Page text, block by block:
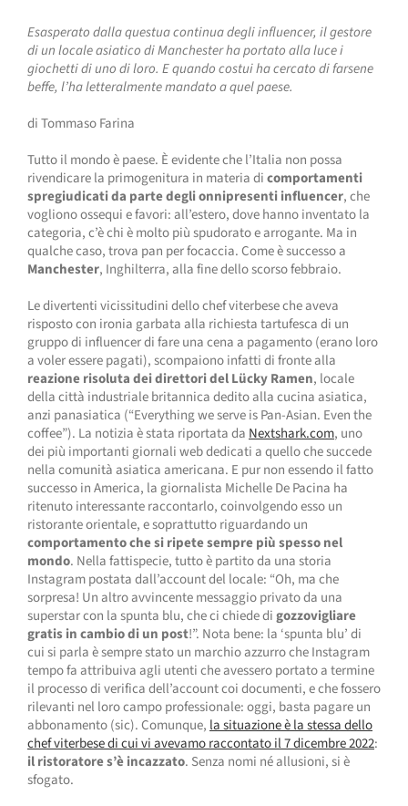
Esasperato dalla questua continua degli influencer, il gestore
di un locale asiatico di Manchester ha portato alla luce i
giochetti di uno di loro. E quando costui ha cercato di farsene
beffe, l’ha letteralmente mandato a quel paese.
di Tommaso Farina
Tutto il mondo è paese. È evidente che l’Italia non possa
rivendicare la primogenitura in materia dicomportamenti
spregiudicati da parte degli onnipresenti influencer, che
vogliono ossequi e favori: all’estero, dove hanno inventato la
categoria, c’è chi è molto più spudorato e arrogante. Ma in
qualche caso, trova pan per focaccia. Come è successo a
Manchester, Inghilterra, alla fine dello scorso febbraio.
Le divertenti vicissitudini dello chef viterbese che aveva
risposto con ironia garbata alla richiesta tartufesca di un
gruppo di influencer di fare una cena a pagamento (erano loro
a voler essere pagati), scompaiono infatti di fronte alla
reazione risoluta dei direttori del Lücky Ramen, locale
della città industriale britannica dedito alla cucina asiatica,
anzi panasiatica (“Everything we serve is Pan-Asian. Even the
coffee”). La notizia è stata riportata daNextshark.com, uno
dei più importanti giornali web dedicati a quello che succede
nella comunità asiatica americana. E pur non essendo il fatto
successo in America, la giornalista Michelle De Pacina ha
ritenuto interessante raccontarlo, coinvolgendo esso un
ristorante orientale, e soprattutto riguardando un
comportamento che si ripete sempre più spesso nel
mondo. Nella fattispecie, tutto è partito da una storia
Instagram postata dall’account del locale: “Oh, ma che
sorpresa! Un altro avvincente messaggio privato da una
superstar con la spunta blu, che ci chiede digozzovigliare
gratis in cambio di un post!”. Nota bene: la ‘spunta blu’ di
cui si parla è sempre stato un marchio azzurro che Instagram
tempo fa attribuiva agli utenti che avessero portato a termine
il processo di verifica dell’account coi documenti, e che fossero
rilevanti nel loro campo professionale: oggi, basta pagare un
abbonamento (sic). Comunque,la situazione è la stessa dello
chef viterbese di cui vi avevamo raccontato il 7 dicembre 2022:
il ristoratore s’è incazzato. Senza nomi né allusioni, si è
sfogato.